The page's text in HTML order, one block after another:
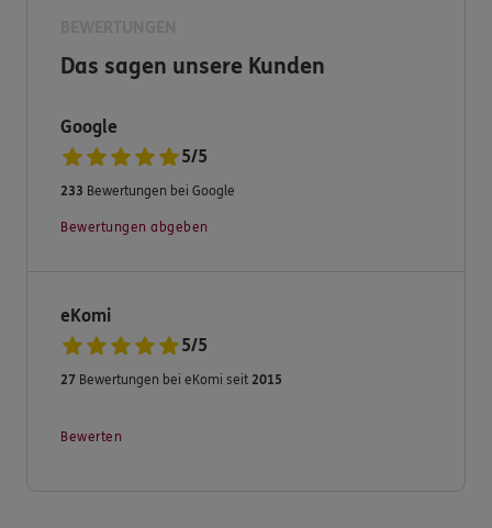
Karl-Heinz Ludwig & Kollegen
Das sagen unsere Kunden
Google
5/5
233 Bewertungen bei Google
Bewertungen abgeben
eKomi
5/5
27 Bewertungen bei eKomi seit 2015
Bewerten